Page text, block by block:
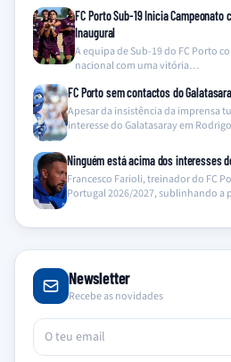
FC Porto Sub-19 Inicia
Inaugural
A equipa de Sub-19 do FC Porto
nacional com uma vitória…
FC Porto sem contactos do
Apesar da insistência da imprensa
interesse do Galatasaray em
Ninguém está acima dos interesses
Francesco Farioli, treinador do FC
Portugal 2026/2027, sublinhando
Newsletter
Recebe as novidades